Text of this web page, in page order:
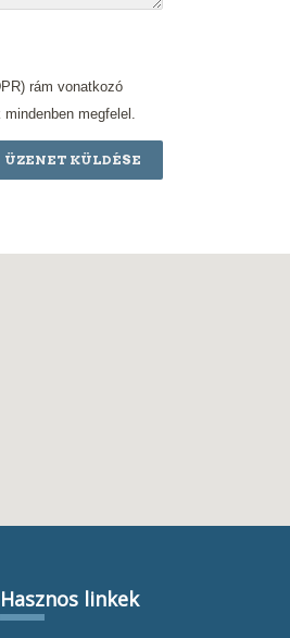
rám vonatkozó
megfelel.
ÜZENET KÜLDÉSE
Hasznos linkek